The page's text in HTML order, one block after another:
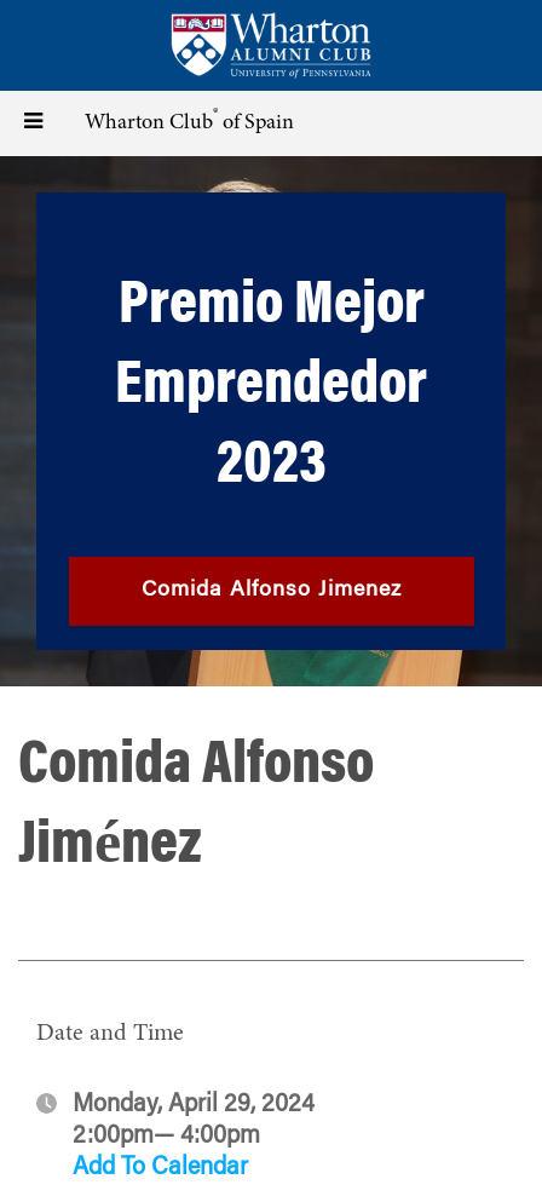
content
Toggle
navigation
Wharton Club® of Spain
Premio Mejor
Emprendedor
2023
Comida Alfonso Jimenez
Comida Alfonso
Jiménez
Date and Time
Monday, April 29, 2024
2:00pm— 4:00pm
Add To Calendar